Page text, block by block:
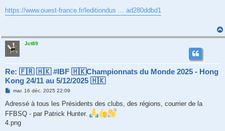
s
s
https://www.ouest-france.fr/leditiondus ... ad280ddbd1
Jct89
Re: 🇫🇷 🇭🇰 #IBF 🇭🇰Championnats du Monde 2025 - Hong
Kong 24/11 au 5/12/2025 🇭🇰
M
s
a
e
mar. 16 déc. 2025 22:09
Adressé à tous les Présidents des clubs, des régions, courrier de la
FFBSQ - par Patrick Hunter.
4.png